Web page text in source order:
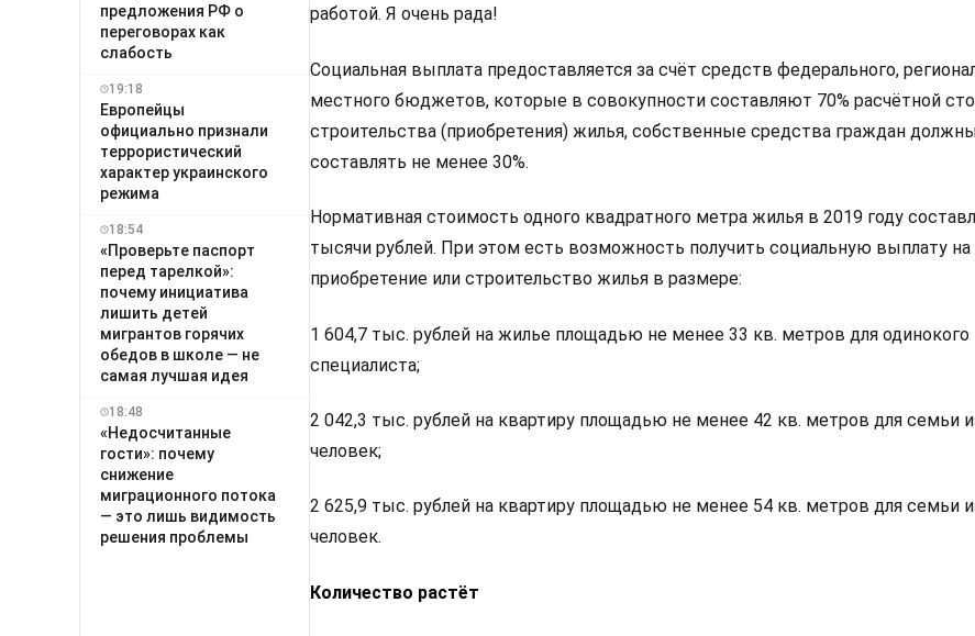
предложения РФ о
переговорах как
слабость
19:18
Европейцы
официально признали
террористический
характер украинского
режима
18:54
«Проверьте паспорт
перед тарелкой»:
почему инициатива
лишить детей
мигрантов горячих
обедов в школе — не
самая лучшая идея
18:48
«Недосчитанные
гости»: почему
снижение
миграционного потока
— это лишь видимость
решения проблемы
работой. Я очень рада!
Социальная выплата предоставляется за счёт средств федерального,
местного бюджетов, которые в совокупности составляют 70% расчётной
строительства (приобретения) жилья, собственные средства граждан
составлять не менее 30%.
Нормативная стоимость одного квадратного метра жилья в 2019 году
тысячи рублей. При этом есть возможность получить социальную выплату на
приобретение или строительство жилья в размере:
1 604,7 тыс. рублей на жилье площадью не менее 33 кв. метров для одинокого
специалиста;
2 042,3 тыс. рублей на квартиру площадью не менее 42 кв. метров для семьи
человек;
2 625,9 тыс. рублей на квартиру площадью не менее 54 кв. метров для семьи
человек.
Количество растёт